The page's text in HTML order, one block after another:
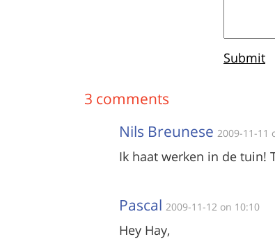
Submit
3 comments
Nils Breunese 2009-11-11
Ik haat werken in de tuin!
Pascal 2009-11-12 on 10:10
Hey Hay,